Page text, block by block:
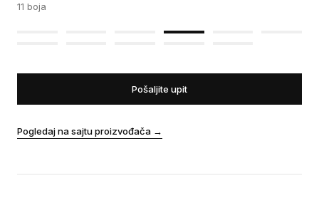
11 boja
Pošaljite upit
Pogledaj na sajtu proizvođača →